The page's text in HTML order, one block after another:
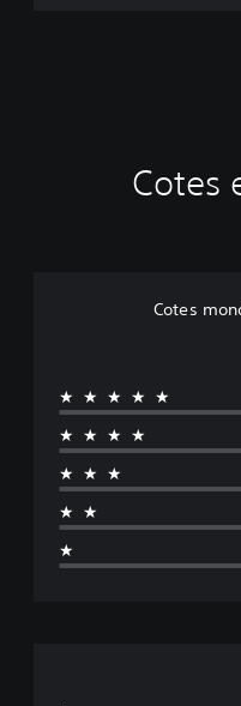
Cotes
Cotes
★★★★★
★★★★
★★★
★★
★